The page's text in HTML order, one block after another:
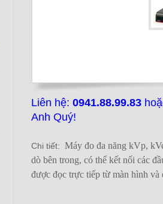
Liên hệ: 0941.88.99.83
Anh Quý!
Chi tiết: Máy đo đa năng kVp,
dò bên trong, có thể kết nối các
được đọc trực tiếp từ màn hình và